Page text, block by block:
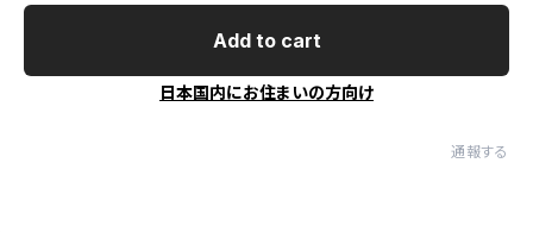
Add to cart
日本国内にお住まいの方向け
通報する